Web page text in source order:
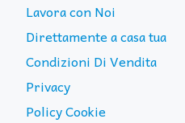
Lavora con Noi
Direttamente a casa tua
Condizioni Di Vendita
Privacy
Policy Cookie